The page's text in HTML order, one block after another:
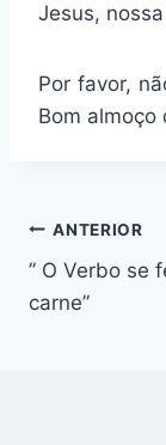
Jesus,
Por favor,
Bom almoço
de
ANTERIOR
” O Verbo se
carne”